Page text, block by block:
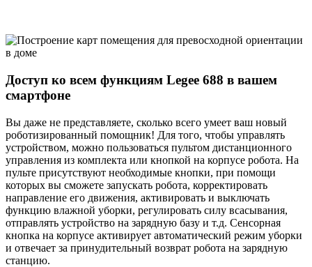
Доступ ко всем функциям Legee 688 в вашем
смартфоне
Вы даже не представляете, сколько всего умеет ваш новый
роботизированный помощник! Для того, чтобы управлять
устройством, можно пользоваться пультом дистанционного
управления из комплекта или кнопкой на корпусе робота. На
пульте присутствуют необходимые кнопки, при помощи
которых вы сможете запускать робота, корректировать
направление его движения, активировать и выключать
функцию влажной уборки, регулировать силу всасывания,
отправлять устройство на зарядную базу и т.д. Сенсорная
кнопка на корпусе активирует автоматический режим уборки
и отвечает за принудительный возврат робота на зарядную
станцию.